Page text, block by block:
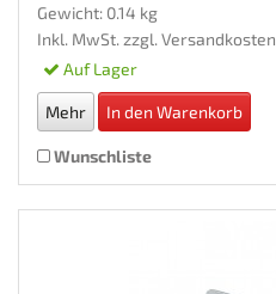
Gewicht: 0.14 kg
Inkl. MwSt. zzgl. Versandkosten
Auf Lager
Mehr In den Warenkorb
Wunschliste